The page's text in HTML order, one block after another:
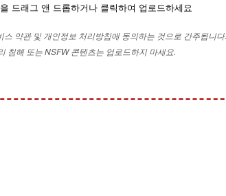
드래그 앤 드롭하거나 클릭하여 업로드하세요
스 약관 및 개인정보 처리방침에 동의하는 것으로 간주됩니다.
침해 또는 NSFW 콘텐츠는 업로드하지 마세요.